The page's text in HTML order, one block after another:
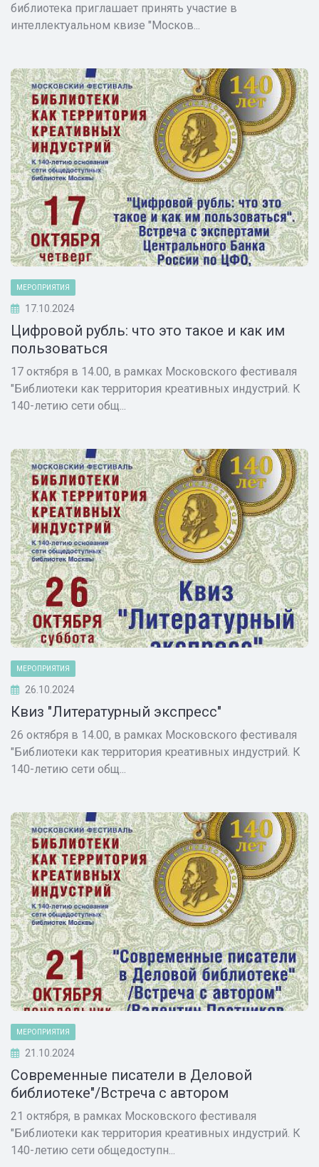
библиотека приглашает принять участие в
интеллектуальном квизе "Москов...
МЕРОПРИЯТИЯ
17.10.2024
Цифровой рубль: что это такое и как им
пользоваться
17 октября в 14.00, в рамках Московского фестиваля
"Библиотеки как территория креативных индустрий. К
140-летию сети общ...
МЕРОПРИЯТИЯ
26.10.2024
Квиз "Литературный экспресс"
26 октября в 14.00, в рамках Московского фестиваля
"Библиотеки как территория креативных индустрий. К
140-летию сети общ...
МЕРОПРИЯТИЯ
21.10.2024
Современные писатели в Деловой
библиотеке"/Встреча с автором
21 октября, в рамках Московского фестиваля
"Библиотеки как территория креативных индустрий. К
140-летию сети общедоступн...